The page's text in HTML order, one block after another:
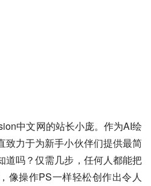
中文网的站长小庞。作为AI绘
致力于为新手小伙伴们提供最简
道吗？仅需几步，任何人都能把
像操作PS一样轻松创作出令人